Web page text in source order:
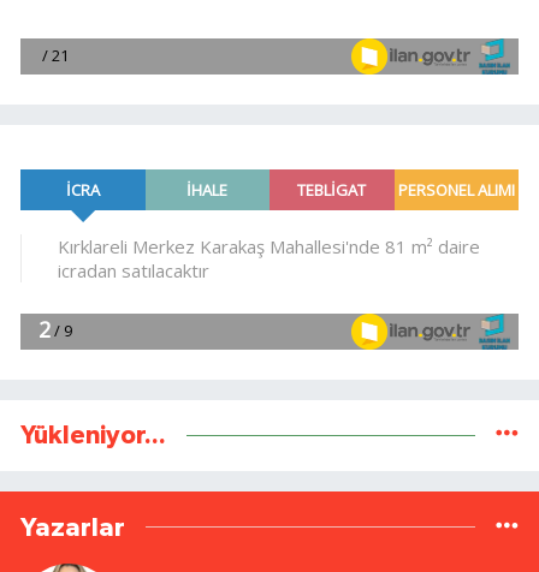
Yükleniyor...
Yazarlar